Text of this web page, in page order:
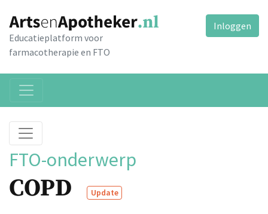
Educatieplatform voor
farmacotherapie en FTO
Inloggen
FTO-onderwerp
COPD Update